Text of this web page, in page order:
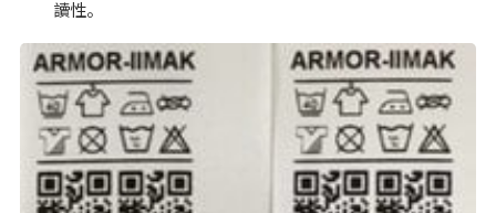
讀性。